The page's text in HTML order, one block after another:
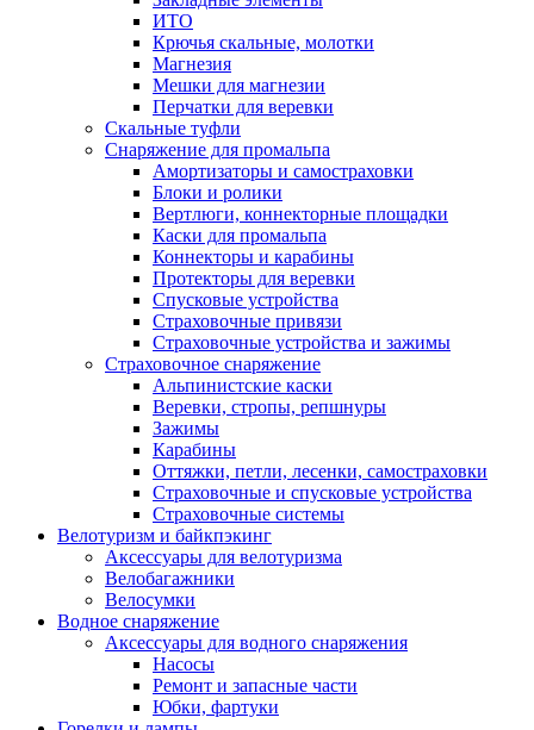
ИТО
Крючья скальные, молотки
Магнезия
Мешки для магнезии
Перчатки для веревки
Скальные туфли
Снаряжение для промальпа
Амортизаторы и самостраховки
Блоки и ролики
Вертлюги, коннекторные площадки
Каски для промальпа
Коннекторы и карабины
Протекторы для веревки
Спусковые устройства
Страховочные привязи
Страховочные устройства и зажимы
Страховочное снаряжение
Альпинистские каски
Веревки, стропы, репшнуры
Зажимы
Карабины
Оттяжки, петли, лесенки, самостраховки
Страховочные и спусковые устройства
Страховочные системы
Велотуризм и байкпэкинг
Аксессуары для велотуризма
Велобагажники
Велосумки
Водное снаряжение
Аксессуары для водного снаряжения
Насосы
Ремонт и запасные части
Юбки, фартуки